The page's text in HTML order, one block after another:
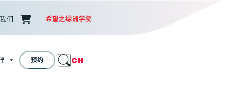
们 希望之绿洲学院
预约 CH